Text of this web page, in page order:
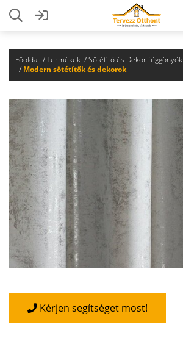
Főoldal Termékek
Sötétítő és Dekor függönyök
Modern sötétítők és dekorok
Kérjen segítséget most!